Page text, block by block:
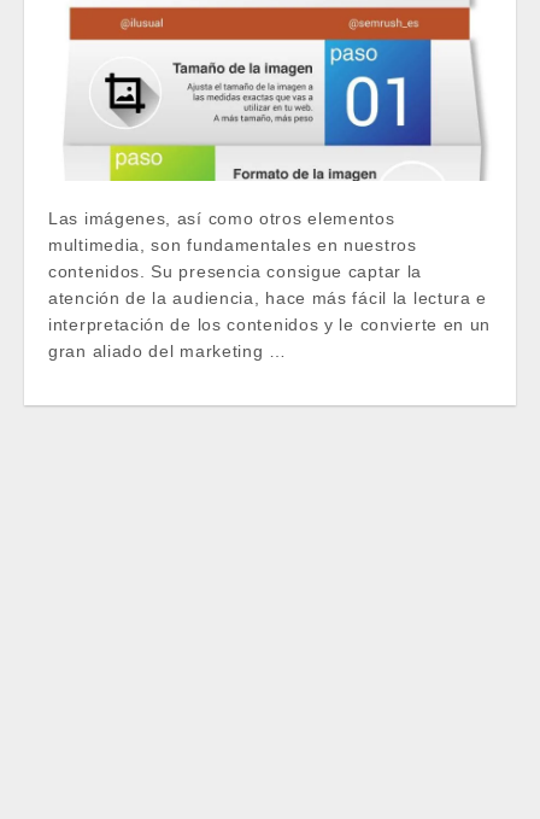
Las imágenes, así como otros elementos
multimedia, son fundamentales en nuestros
contenidos. Su presencia consigue captar la
atención de la audiencia, hace más fácil la lectura e
interpretación de los contenidos y le convierte en un
gran aliado del marketing …